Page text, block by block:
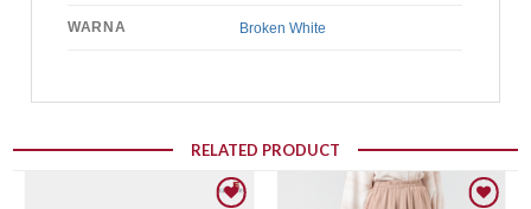
WARNA Broken White
RELATED PRODUCT